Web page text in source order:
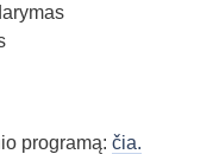
programą: čia.